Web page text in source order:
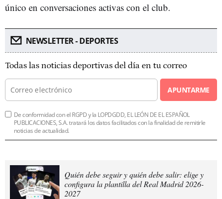
único en conversaciones activas con el club.
NEWSLETTER - DEPORTES
Todas las noticias deportivas del día en tu correo
APUNTARME
De conformidad con el RGPD y la LOPDGDD, EL LEÓN DE EL ESPAÑOL
PUBLICACIONES, S.A. tratará los datos facilitados con la finalidad de remitirle
noticias de actualidad.
Quién debe seguir y quién debe salir: elige y
configura la plantilla del Real Madrid 2026-
2027